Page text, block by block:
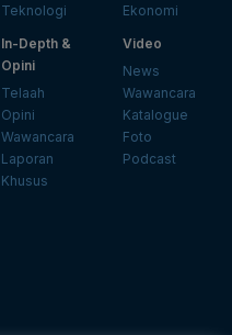
Teknologi
Ekonomi
In-Depth &
Opini
Telaah
Opini
Wawancara
Laporan
Khusus
Video
News
Wawancara
Katalogue
Foto
Podcast